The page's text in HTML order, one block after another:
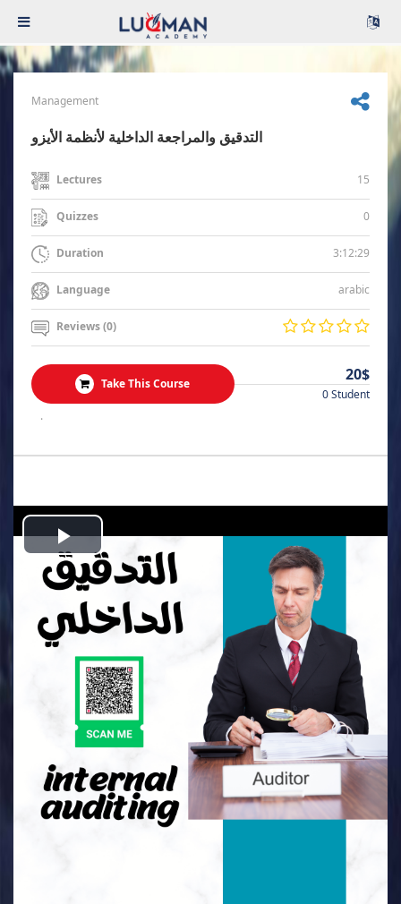
Management
التدقيق والمراجعة الداخلية لأنظمة الأيزو
Lectures 15
Quizzes 0
Duration 3:12:29
Language arabic
Reviews (0)
Take This Course 20$
0 Student
.
Play
Video